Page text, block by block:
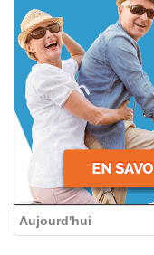
Aujourd'hui